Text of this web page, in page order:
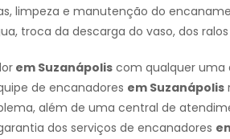
limpeza e manutenção do
troca da descarga do vaso, dos
em Suzanápolis com qualquer uma
de encanadores em Suzanápolis
além de uma central de
dos serviços de encanadores